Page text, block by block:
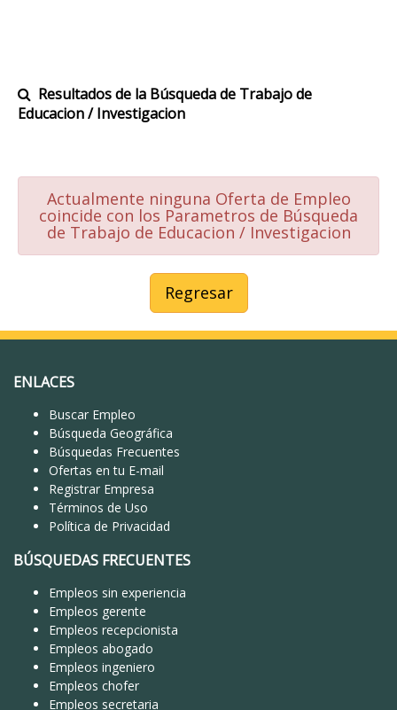
Resultados de la Búsqueda de Trabajo de
Educacion / Investigacion
Actualmente ninguna Oferta de Empleo
coincide con los Parametros de Búsqueda
de Trabajo de Educacion / Investigacion
Regresar
ENLACES
Buscar Empleo
Búsqueda Geográfica
Búsquedas Frecuentes
Ofertas en tu E-mail
Registrar Empresa
Términos de Uso
Política de Privacidad
BÚSQUEDAS FRECUENTES
Empleos sin experiencia
Empleos gerente
Empleos recepcionista
Empleos abogado
Empleos ingeniero
Empleos chofer
Empleos secretaria